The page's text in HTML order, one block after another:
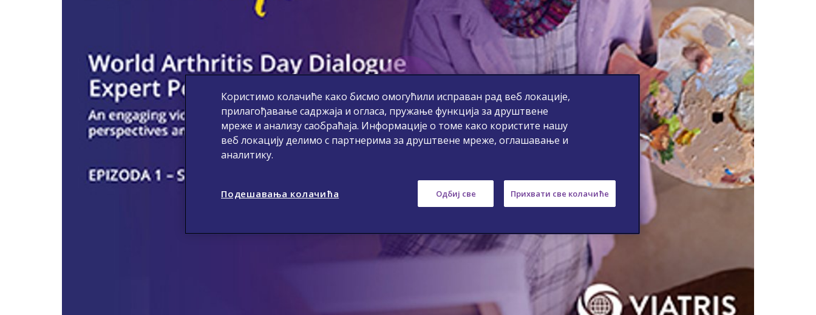
Play
Video
Користимо колачиће како бисмо омогућили исправан рад веб локације,
прилагођавање садржаја и огласа, пружање функција за друштвене
мреже и анализу саобраћаја. Информације о томе како користите нашу
веб локацију делимо с партнерима за друштвене мреже, оглашавање и
аналитику.
Подешавања колачића Одбиј све Прихвати све колачиће